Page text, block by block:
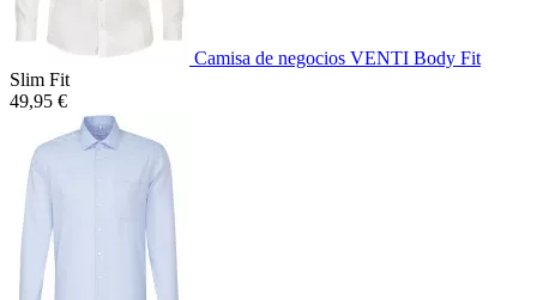
Camisa de negocios VENTI Body Fit
Slim Fit
49,95 €